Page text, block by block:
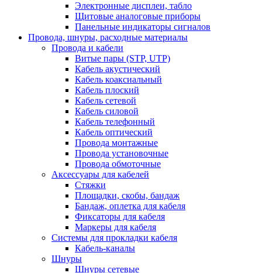
Электронные дисплеи, табло
Щитовые аналоговые приборы
Панельные индикаторы сигналов
Провода, шнуры, расходные материалы
Провода и кабели
Витые пары (STP, UTP)
Кабель акустический
Кабель коаксиальный
Кабель плоский
Кабель сетевой
Кабель силовой
Кабель телефонный
Кабель оптический
Провода монтажные
Провода установочные
Провода обмоточные
Аксессуары для кабелей
Стяжки
Площадки, скобы, бандаж
Бандаж, оплетка для кабеля
Фиксаторы для кабеля
Маркеры для кабеля
Системы для прокладки кабеля
Кабель-каналы
Шнуры
Шнуры сетевые